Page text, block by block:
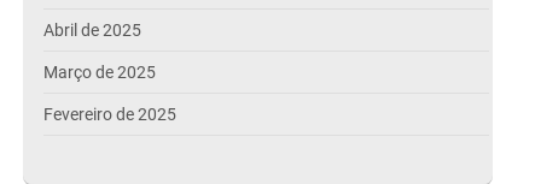
Abril de 2025
Março de 2025
Fevereiro de 2025